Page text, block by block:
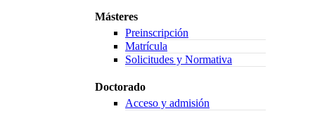
Másteres
Preinscripción
Matrícula
Solicitudes y Normativa
Doctorado
Acceso y admisión